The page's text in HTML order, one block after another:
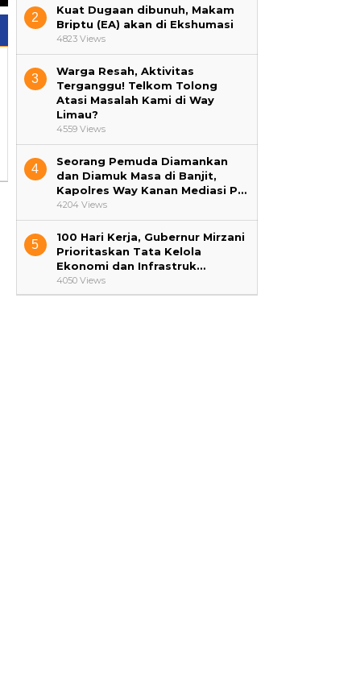
2
Kuat Dugaan dibunuh, Makam
Briptu (EA) akan di Ekshumasi
4823 Views
3
Warga Resah, Aktivitas
Terganggu! Telkom Tolong
Atasi Masalah Kami di Way
Limau?
4559 Views
4
Seorang Pemuda Diamankan
dan Diamuk Masa di Banjit,
Kapolres Way Kanan Mediasi P…
4204 Views
5
100 Hari Kerja, Gubernur Mirzani
Prioritaskan Tata Kelola
Ekonomi dan Infrastruk…
4050 Views